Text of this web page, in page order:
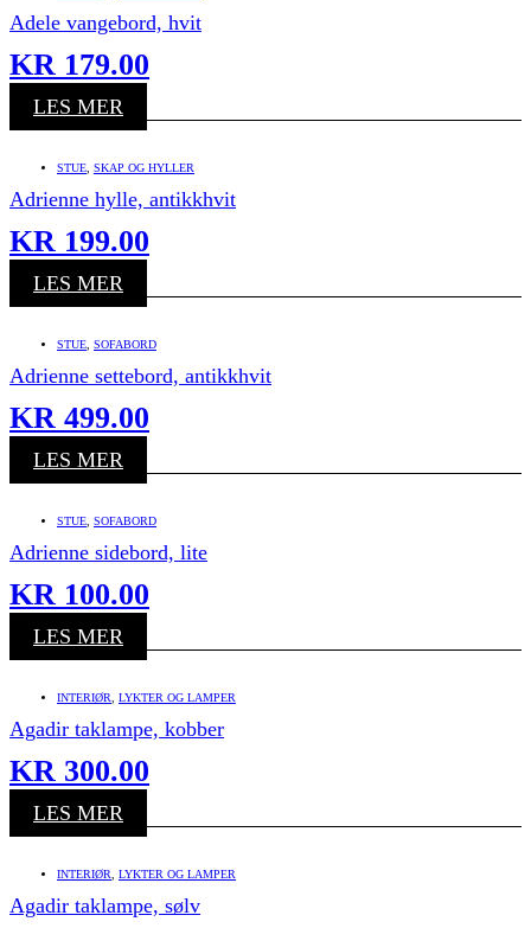
Adele vangebord, hvit
KR 179.00
LES MER
STUE SKAP OG HYLLER
Adrienne hylle, antikkhvit
KR 199.00
LES MER
STUE SOFABORD
Adrienne settebord, antikkhvit
KR 499.00
LES MER
STUE SOFABORD
Adrienne sidebord, lite
KR 100.00
LES MER
INTERIØR LYKTER OG LAMPER
Agadir taklampe, kobber
KR 300.00
LES MER
INTERIØR LYKTER OG LAMPER
Agadir taklampe, sølv